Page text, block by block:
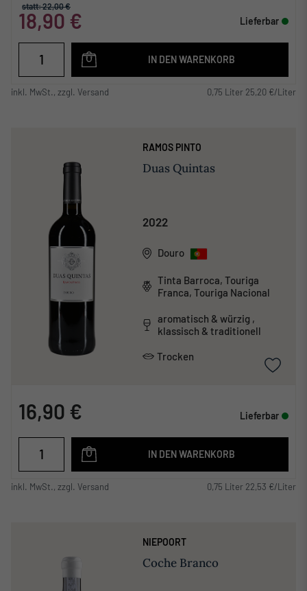
statt: 22,00 €
18,90 € Lieferbar
IN DEN WARENKORB
inkl. MwSt., zzgl. Versand 0,75 Liter 25,20 €/Liter
RAMOS PINTO
Duas Quintas
2022
Douro
Tinta Barroca, Touriga
Franca, Touriga Nacional
aromatisch & würzig ,
klassisch & traditionell
Trocken
16,90 € Lieferbar
IN DEN WARENKORB
inkl. MwSt., zzgl. Versand 0,75 Liter 22,53 €/Liter
NIEPOORT
Coche Branco